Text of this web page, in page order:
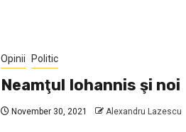
Opinii Politic
Neamţul Iohannis şi noi
November 30, 2021 Alexandru Lazescu